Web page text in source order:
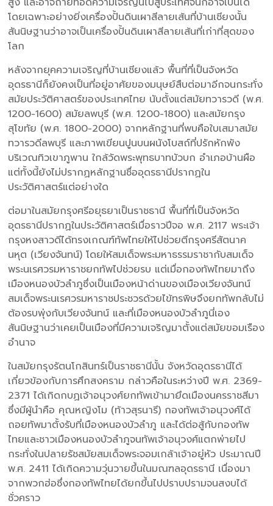
โดยเฉพาะอย่างยิ่งเครื่องปั้นดินเผาสีลายเส้นที่บ้านเชียงนั้น
สันนิษฐานว่าอาจเป็นเครื่องปั้นดินเผาสีลายเส้นที่เก่าที่สุดของ
โลก
หลังจากยุคความเจริญที่บ้านเชียงแล้ว พื้นที่ที่เป็นจังหวัด
อุดรธานีก็ยังคงเป็นที่อยู่อาศัยของมนุษย์สืบต่อมาอีกจนกระทั่ง
สมัยประวัติศาสตร์ของประเทศไทย นับตั้งแต่สมัยทวารวดี (พ.ศ.
1200-1600) สมัยลพบุรี (พ.ศ. 1200-1800) และสมัยกรุง
สุโขทัย (พ.ศ. 1800-2000) จากหลักฐานที่พบคือใบเสมาสมัย
ทวารวดีลพบุรี และภาพเขียนปูนบนผนังโบสถ์ที่ปรักหักพัง
บริเวณทิวเขาภูพาน ใกล้วัดพระพุทธบาทบัวบก อำเภอบ้านผือ
แต่ทั้งนี้ยังไม่ปรากฏหลักฐานชื่ออุดรธานีปรากฏใน
ประวัติศาสตร์แต่อย่างใด
ต่อมาในสมัยกรุงศรีอยุธยาเป็นราชธานี พื้นที่ที่เป็นจังหวัด
อุดรธานีปรากฏในประวัติศาสตร์เมื่อราวปีจอ พ.ศ. 2117 พระเจ้า
กรุงหงสาวดีได้ทรงเกณฑ์ทัพไทยให้ไปช่วยตีกรุงศรีสัตนาค
นหุต (เวียงจันทน์) โดยให้สมเด็จพระมหาธรรมราชากับสมเด็จ
พระนเรศวรมหาราชยกทัพไปช่วยรบ แต่เมื่อกองทัพไทยมาถึง
เมืองหนองบัวลำภูซึ่งเป็นเมืองหน้าด่านของเมืองเวียงจันทน์
สมเด็จพระนเรศวรมหาราชประชวรด้วยไข้ทรพิษจึงยกทัพกลับไม่
ต้องรบพุ่งกับเวียงจันทน์ และที่เมืองหนองบัวลำภูนี่เอง
สันนิษฐานว่าเคยเป็นเมืองที่มีความเจริญมาตั้งแต่สมัยขอมเรือง
อำนาจ
ในสมัยกรุงรัตนโกสินทร์เป็นราชธานีนั้น จังหวัดอุดรธานีได้
เกี่ยวข้องกับการศึกสงคราม กล่าวคือในระหว่างปี พ.ศ. 2369-
2371 ได้เกิดกบฏเจ้าอนุวงศ์ยกทัพเข้ามายึดเมืองนครราชสีมา
ซึ่งมีผู้นำคือ คุณหญิงโม (ท้าวสุรนารี) กองทัพเจ้าอนุวงศ์ได้
ถอยทัพมาตั้งรับที่เมืองหนองบัวลำภู และได้ต่อสู้กับกองทัพ
ไทยและชาวเมืองหนองบัวลำภูจนทัพเจ้าอนุวงศ์แตกพ่ายไป
กระทั่งในปลายรัชสมัยสมเด็จพระจอมเกล้าเจ้าอยู่หัว ประมาณปี
พ.ศ. 2411 ได้เกิดความวุ่นวายขึ้นในมณฑลอุดรธานี เนื่องมา
จากพวกฮ่อซึ่งกองทัพไทยได้ยกขึ้นไปปราบปรามจนสงบได้
ชั่วคราว